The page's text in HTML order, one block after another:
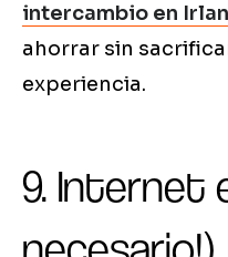
intercambio en
ahorrar sin
experiencia.
9. Internet